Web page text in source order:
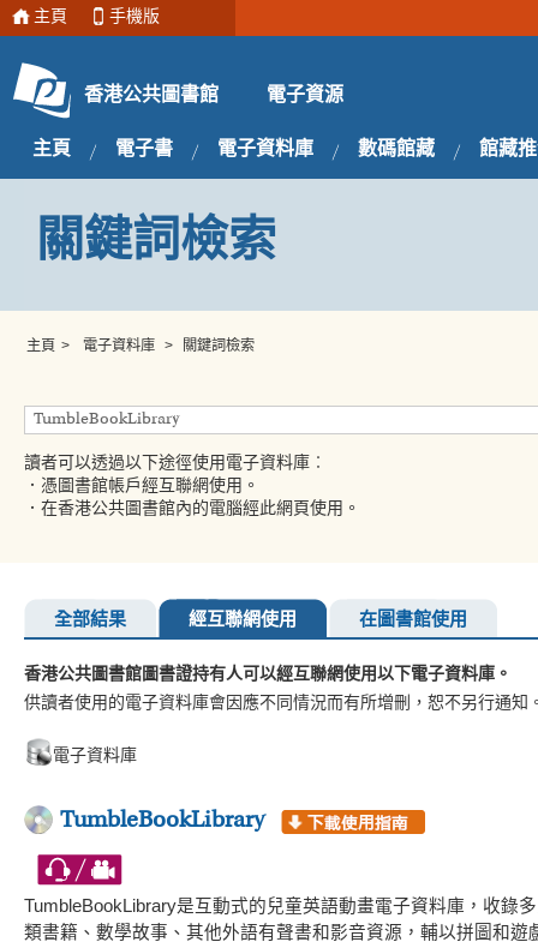
主頁 手機版
香港公共圖書館 電子資源
主頁 電子書 電子資料庫 數碼館藏 館藏
關鍵詞檢索
主頁 > 電子資料庫 > 關鍵詞檢索
讀者可以透過以下途徑使用電子資料庫︰
．憑圖書館帳戶經互聯網使用。
．在香港公共圖書館內的電腦經此網頁使用。
全部結果 經互聯網使用 在圖書館使用
香港公共圖書館圖書證持有人可以經互聯網使用以下電子資料庫。
供讀者使用的電子資料庫會因應不同情況而有所增刪，恕不另行通知
電子資料庫
TumbleBookLibrary
TumbleBookLibrary是互動式的兒童英語動畫電子資料庫，收錄
類書籍、數學故事、其他外語有聲書和影音資源，輔以拼圖和